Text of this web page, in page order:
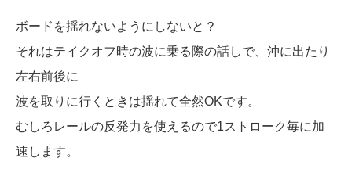
ボードを揺れないようにしないと？
それはテイクオフ時の波に乗る際の話しで、沖に出たり
左右前後に
波を取りに行くときは揺れて全然OKです。
むしろレールの反発力を使えるので1ストローク毎に加
速します。